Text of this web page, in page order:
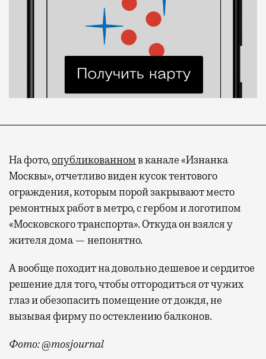
На фото,опубликованномв канале «Изнанка
Москвы», отчетливо виден кусок тентового
ограждения, которым порой закрывают место
ремонтных работ в метро, с гербом и логотипом
«Московского транспорта». Откуда он взялся у
жителя дома — непонятно.
А вообще походит на довольно дешевое и сердитое
решение для того, чтобы отгородиться от чужих
глаз и обезопасить помещение от дождя, не
вызывая фирму по остеклению балконов.
Фото: @mosjournal